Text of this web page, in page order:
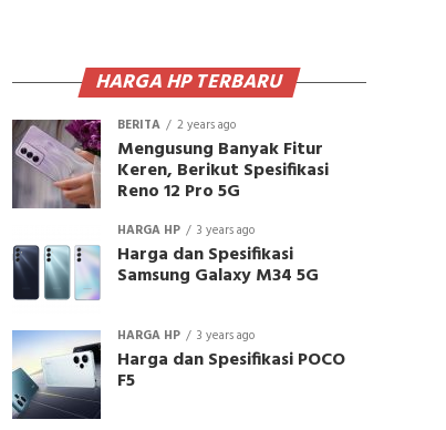
HARGA HP TERBARU
BERITA 2 years ago
Mengusung Banyak Fitur
Keren, Berikut Spesifikasi
Reno 12 Pro 5G
HARGA HP 3 years ago
Harga dan Spesifikasi
Samsung Galaxy M34 5G
HARGA HP 3 years ago
Harga dan Spesifikasi POCO
F5